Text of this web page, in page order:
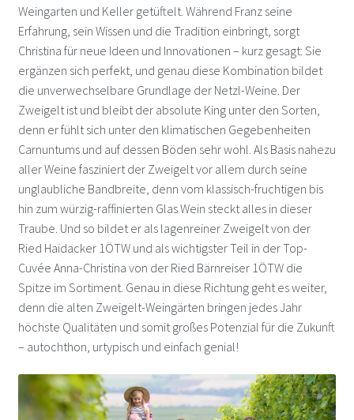
Feiler-Artinger – Rust
Gager – Deutschkreutz
Gebetsberger – Spitz an der Donau
Gesellmann – Deutschkreutz
Giefing – Rust
Glatzer – Göttlesbrunn
Grassl – Göttlesbrunn
Heinrich Silvia – Deutschkreutz
Weingarten und Keller getüftelt. Während Franz seine
Erfahrung, sein Wissen und die Tradition einbringt, sorgt
Christina für neue Ideen und Innovationen – kurz gesagt: Sie
ergänzen sich perfekt, und genau diese Kombination bildet
die unverwechselbare Grundlage der Netzl-Weine. Der
Zweigelt ist und bleibt der absolute King unter den Sorten,
denn er fühlt sich unter den klimatischen Gegebenheiten
Carnuntums und auf dessen Böden sehr wohl. Als Basis nahezu
aller Weine fasziniert der Zweigelt vor allem durch seine
unglaubliche Bandbreite, denn vom klassisch-fruchtigen bis
hin zum würzig-raffinierten Glas Wein steckt alles in dieser
Traube. Und so bildet er als lagenreiner Zweigelt von der
Ried Haidacker 1ÖTW und als wichtigster Teil in der Top-
Cuvée Anna-Christina von der Ried Bärnreiser 1ÖTW die
Spitze im Sortiment. Genau in diese Richtung geht es weiter,
denn die alten Zweigelt-Weingärten bringen jedes Jahr
höchste Qualitäten und somit großes Potenzial für die Zukunft
– autochthon, urtypisch und einfach genial!